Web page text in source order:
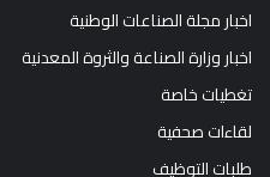
اخبار مجلة الصناعات الوطنية
اخبار وزارة الصناعة والثروة المعدنية
تغطيات خاصة
لقاءات صحفية
طلبات التوظيف